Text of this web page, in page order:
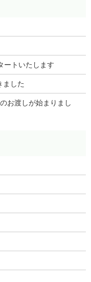
ートいたします
ました
お渡しが始まりまし